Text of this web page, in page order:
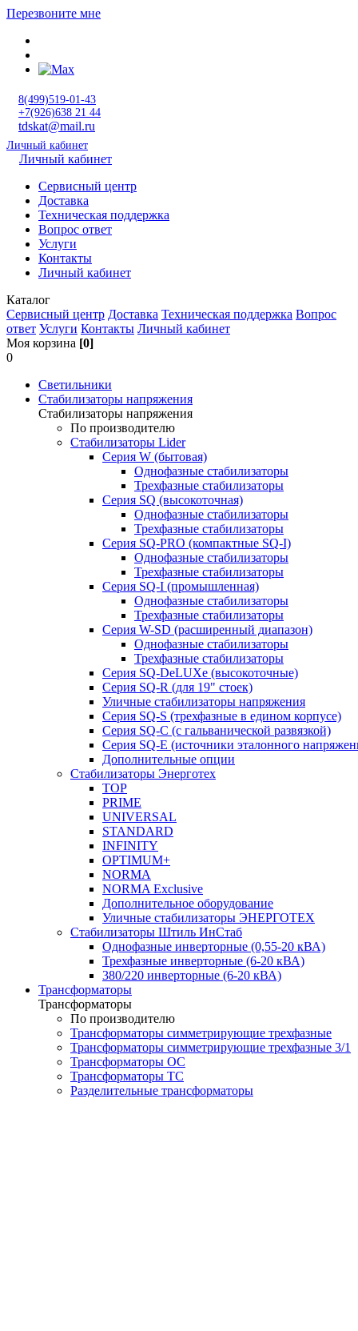
Перезвоните мне
8(499)519-01-43
+7(926)638 21 44
tdskat@mail.ru
Личный кабинет
Личный кабинет
Сервисный центр
Доставка
Техническая поддержка
Вопрос ответ
Услуги
Контакты
Личный кабинет
Каталог
Сервисный центр Доставка Техническая поддержка Вопрос
ответ Услуги Контакты Личный кабинет
Моя корзина [0]
0
Светильники
Стабилизаторы напряжения
Стабилизаторы напряжения
По производителю
Стабилизаторы Lider
Cерия W (бытовая)
Однофазные стабилизаторы
Трехфазные стабилизаторы
Серия SQ (высокоточная)
Однофазные стабилизаторы
Трехфазные стабилизаторы
Cерия SQ-PRO (компактные SQ-I)
Однофазные стабилизаторы
Трехфазные стабилизаторы
Серия SQ-I (промышленная)
Однофазные стабилизаторы
Трехфазные стабилизаторы
Серия W-SD (расширенный диапазон)
Однофазные стабилизаторы
Трехфазные стабилизаторы
Серия SQ-DeLUXe (высокоточные)
Серия SQ-R (для 19" стоек)
Уличные стабилизаторы напряжения
Серия SQ-S (трехфазные в едином корпусе)
Серия SQ-C (с гальванической развязкой)
Cерия SQ-E (источники эталонного
Дополнительные опции
Стабилизаторы Энерготех
TOP
PRIME
UNIVERSAL
STANDARD
INFINITY
OPTIMUM+
NORMA
NORMA Exclusive
Дополнительное оборудование
Уличные стабилизаторы ЭНЕРГОТЕХ
Стабилизаторы Штиль ИнСтаб
Однофазные инверторные (0,55-20 кВА)
Трехфазные инверторные (6-20 кВА)
380/220 инверторные (6-20 кВА)
Трансформаторы
Трансформаторы
По производителю
Трансформаторы симметрирующие трехфазные
Трансформаторы симметрирующие трехфазные 3/1
Трансформаторы ОС
Трансформаторы ТС
Разделительные трансформаторы